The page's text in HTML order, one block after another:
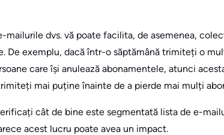
mailurile dvs. vă poate facilita, de asemenea,
De exemplu, dacă într-o săptămână trimiteți o
care își anulează abonamentele, atunci
mai puține înainte de a pierde mai mulți
cât de bine este segmentată lista de e-
acest lucru poate avea un impact.